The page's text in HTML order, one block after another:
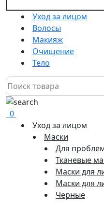
Уход за лицом
Волосы
Макияж
Очищение
Тело
0
Уход за лицом
Маски
Для
Тканевые
Маски для
Маски для
Черные